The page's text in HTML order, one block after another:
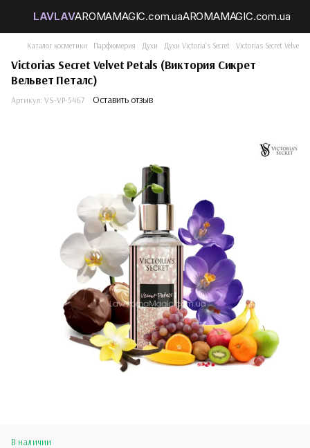
Каталог косметики Парфюмерия Духи Духи Victoria's Secret Victorias Secret Velvet
Victorias Secret Velvet Petals (Виктория Сикрет
Вельвет Петалс)
Артикул: VS-VP-5467 Оставить отзыв
В наличии